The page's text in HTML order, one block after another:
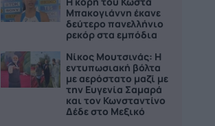
Μπακογιάννη έκανε
δεύτερο πανελλήνιο
ρεκόρ στα εμπόδια
Νίκος Μουτσινάς: Η
εντυπωσιακή βόλτα
με αερόστατο μαζί με
την Ευγενία Σαμαρά
και τον Κωνσταντίνο
Δέδε στο Μεξικό